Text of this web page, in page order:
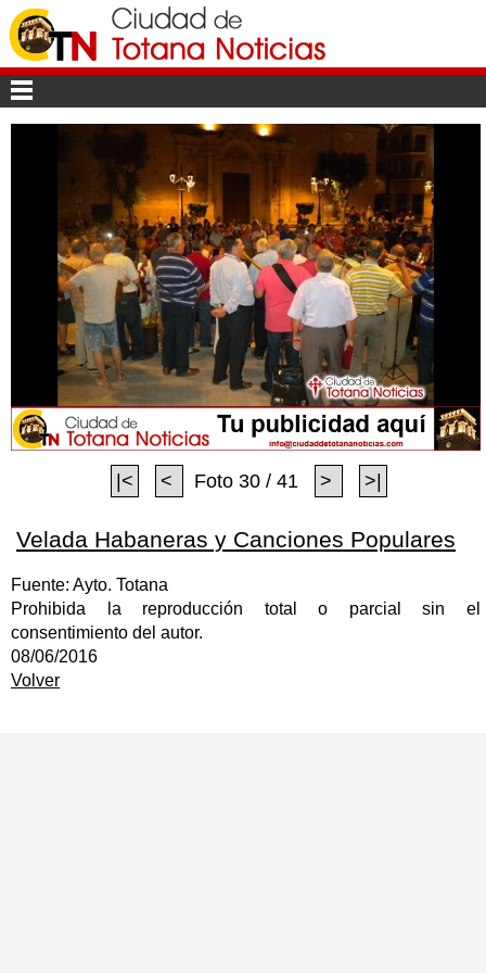
|< < Foto 30 / 41 > >|
Velada Habaneras y Canciones Populares
Fuente: Ayto. Totana
Prohibida la reproducción total o parcial sin el
consentimiento del autor.
08/06/2016
Volver